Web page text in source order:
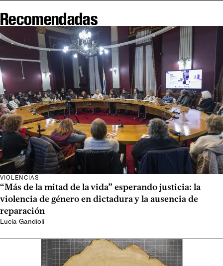
Recomendadas
VIOLENCIAS
“Más de la mitad de la vida” esperando justicia: la
violencia de género en dictadura y la ausencia de
reparación
Lucía Gandioli